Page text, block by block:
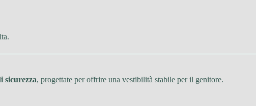
sicurezza, progettate per offrire una vestibilità stabile per il genitore.